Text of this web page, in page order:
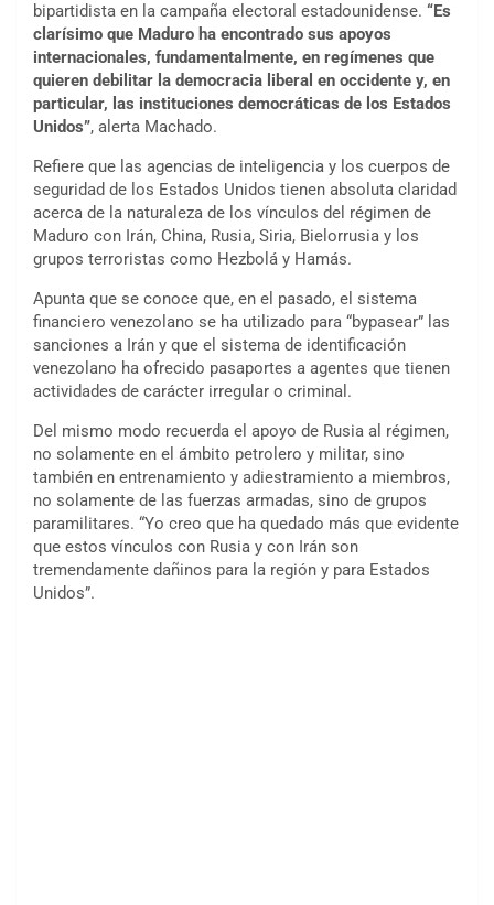
bipartidista en la campaña electoral estadounidense. “Es
clarísimo que Maduro ha encontrado sus apoyos
internacionales, fundamentalmente, en regímenes que
quieren debilitar la democracia liberal en occidente y, en
particular, las instituciones democráticas de los Estados
Unidos”, alerta Machado.
Refiere que las agencias de inteligencia y los cuerpos de
seguridad de los Estados Unidos tienen absoluta claridad
acerca de la naturaleza de los vínculos del régimen de
Maduro con Irán, China, Rusia, Siria, Bielorrusia y los
grupos terroristas como Hezbolá y Hamás.
Apunta que se conoce que, en el pasado, el sistema
financiero venezolano se ha utilizado para “bypasear” las
sanciones a Irán y que el sistema de identificación
venezolano ha ofrecido pasaportes a agentes que tienen
actividades de carácter irregular o criminal.
Del mismo modo recuerda el apoyo de Rusia al régimen,
no solamente en el ámbito petrolero y militar, sino
también en entrenamiento y adiestramiento a miembros,
no solamente de las fuerzas armadas, sino de grupos
paramilitares. “Yo creo que ha quedado más que evidente
que estos vínculos con Rusia y con Irán son
tremendamente dañinos para la región y para Estados
Unidos”.